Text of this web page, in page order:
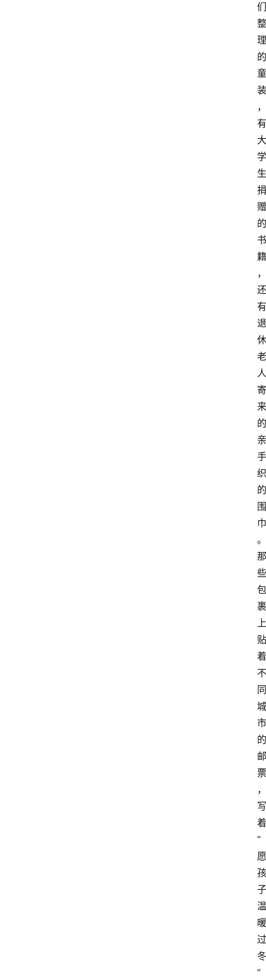
们
整
理
的
童
装
，
有
大
学
生
捐
赠
的
书
籍
，
还
有
退
休
老
人
寄
来
的
亲
手
织
的
围
巾
。
那
些
包
裹
上
贴
着
不
同
城
市
的
邮
票
，
写
着
“
愿
孩
子
温
暖
过
冬
”